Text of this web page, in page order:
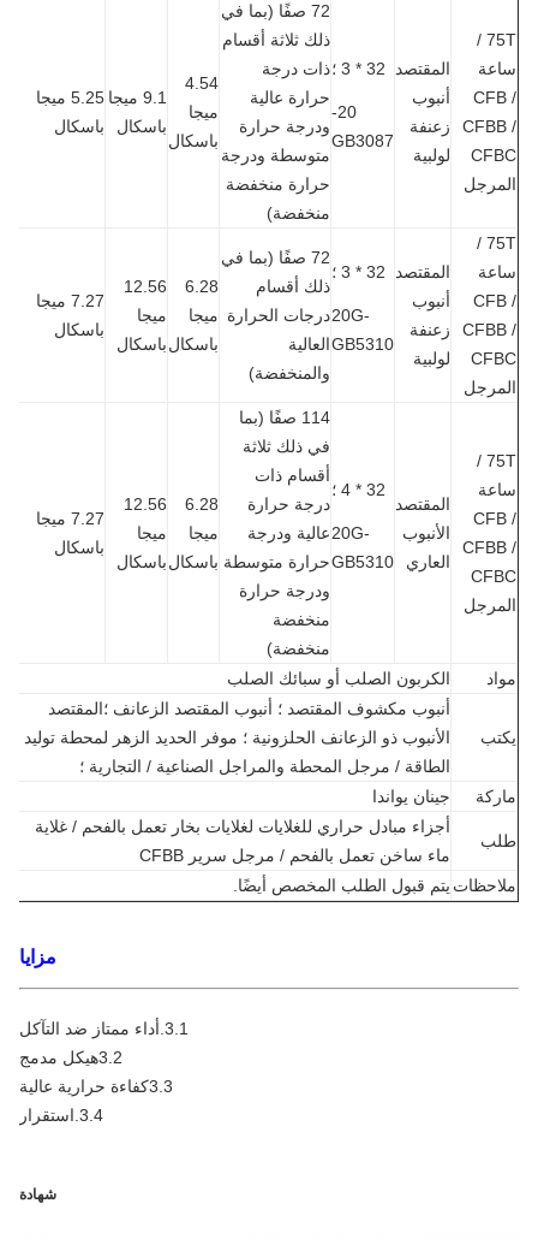
75T /
المقتصد
أنبوب
زعنفة
لولبية
32 * 3 ؛
GB3087
72 صفًا (بما في
ذلك ثلاثة أقسام
ذات درجة
حرارة عالية
ودرجة حرارة
متوسطة ودرجة
حرارة منخفضة
منخفضة)
باسكال
9.1 ميجا
باسكال
5.25 ميجا
باسكال
75T /
المقتصد
أنبوب
زعنفة
لولبية
32 * 3 ؛
GB5310
72 صفًا (بما في
ذلك أقسام
درجات الحرارة
العالية
والمنخفضة)
ميجا
باسكال
12.56
ميجا
باسكال
7.27 ميجا
باسكال
75T /
المقتصد
الأنبوب
العاري
20G-
GB5310
114 صفًا (بما
في ذلك ثلاثة
أقسام ذات
درجة حرارة
عالية ودرجة
حرارة متوسطة
ودرجة حرارة
منخفضة
منخفضة)
6.28
ميجا
باسكال
12.56
ميجا
باسكال
7.27 ميجا
باسكال
الكربون الصلب أو سبائك الصلب
أنبوب مكشوف المقتصد ؛ أنبوب المقتصد الزعانف ؛المقتصد
الأنبوب ذو الزعانف الحلزونية ؛ موفر الحديد الزهر لمحطة توليد
الطاقة / مرجل المحطة والمراجل الصناعية / التجارية ؛
جينان يواندا
أجزاء مبادل حراري للغلايات لغلايات بخار تعمل بالفحم / غلاية
ماء ساخن تعمل بالفحم / مرجل سرير CFBB
يتم قبول الطلب المخصص أيضًا.